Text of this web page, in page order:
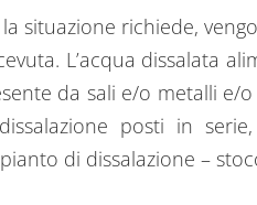
situazione richiede,
L’acqua dissalata
da sali e/o metalli e/
posti in
di dissalazione –